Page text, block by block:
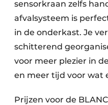
sensorkraan zelfs
afvalsysteem is
in de onderkast. Je
schitterend
voor meer plezier in
en meer tijd voor wat
Prijzen voor de